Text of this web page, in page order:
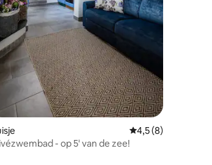
Gemiddelde
4,5 (8)
- op 5' van de zee!